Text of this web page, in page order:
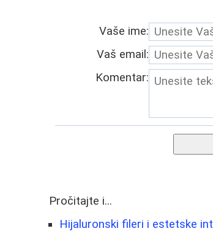
Vaše ime:
Vaš email:
Komentar:
Pročitajte i...
Hijaluronski fileri i estetske